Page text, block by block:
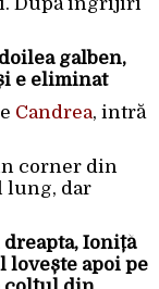
După îngrijiri
galben,
e eliminat
Candrea, intră
corner din
lung, dar
Ioniță
lovește apoi pe